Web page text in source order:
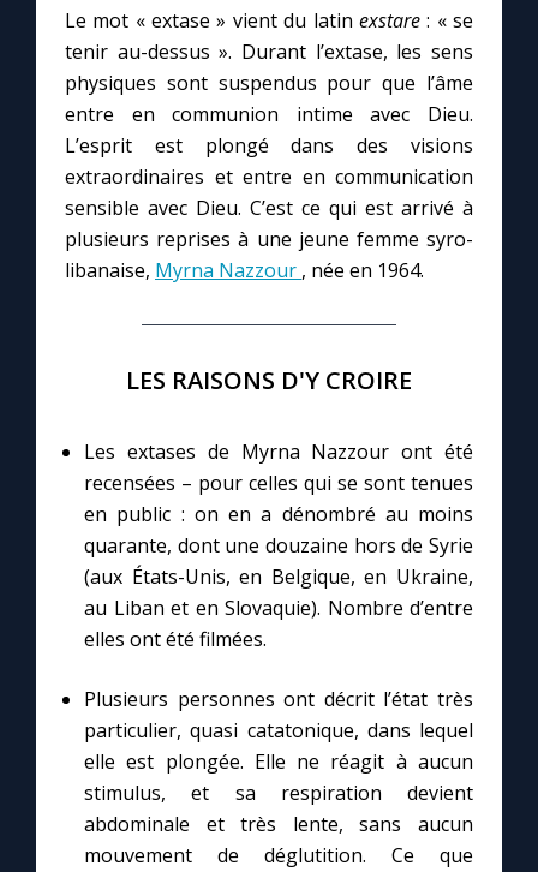
Le site internet
Questions-réponses
Prier au quotidien
Avec Thérèse de Lisieux
L'Évangile chaque jour
Me consacrer à Jésus par Marie
Mes intentions de prière
Une Minute avec Marie
Une neuvaine
À la une
1000 Raisons de Croire
Le mot « extase » vient du latin exstare: « se
tenir au-dessus ». Durant l’extase, les sens
physiques sont suspendus pour que l’âme
entre en communion intime avec Dieu.
L’esprit est plongé dans des visions
extraordinaires et entre en communication
sensible avec Dieu. C’est ce qui est arrivé à
plusieurs reprises à une jeune femme syro-
libanaise, Myrna Nazzour , née en 1964.
LES RAISONS D'Y CROIRE
Les extases de Myrna Nazzour ont été
recensées – pour celles qui se sont tenues
en public : on en a dénombré au moins
quarante, dont une douzaine hors de Syrie
(aux États-Unis, en Belgique, en Ukraine,
au Liban et en Slovaquie). Nombre d’entre
elles ont été filmées.
Plusieurs personnes ont décrit l’état très
particulier, quasi catatonique, dans lequel
elle est plongée. Elle ne réagit à aucun
stimulus, et sa respiration devient
abdominale et très lente, sans aucun
mouvement de déglutition. Ce que